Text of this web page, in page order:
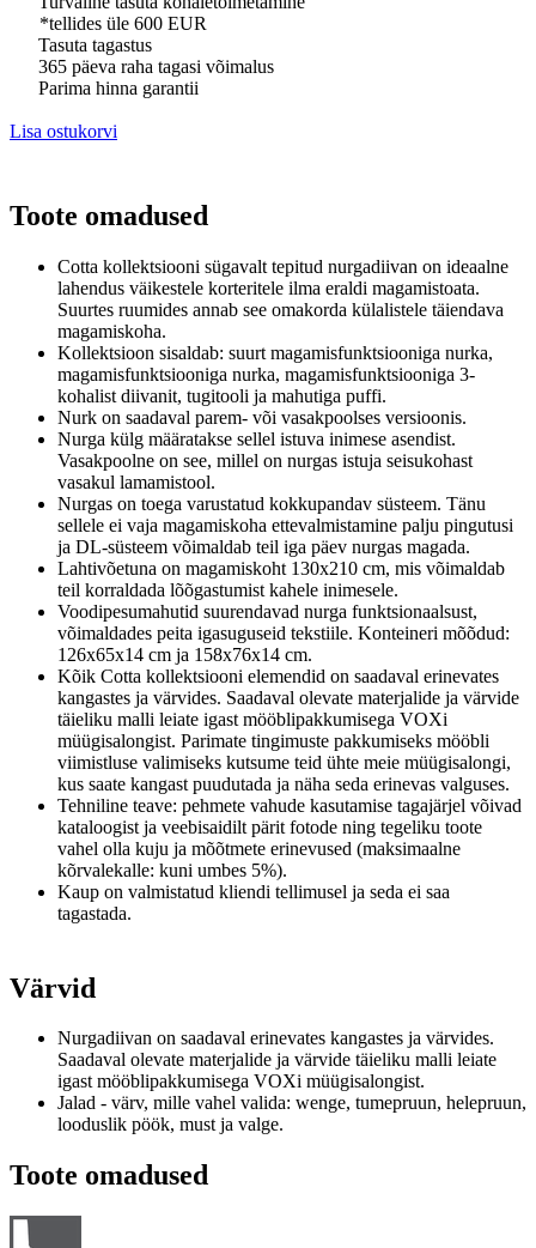
*tellides üle 600 EUR
Tasuta tagastus
365 päeva raha tagasi võimalus
Parima hinna garantii
Lisa ostukorvi
Toote omadused
Cotta kollektsiooni sügavalt tepitud nurgadiivan on ideaalne
lahendus väikestele korteritele ilma eraldi magamistoata.
Suurtes ruumides annab see omakorda külalistele täiendava
magamiskoha.
Kollektsioon sisaldab: suurt magamisfunktsiooniga nurka,
magamisfunktsiooniga nurka, magamisfunktsiooniga 3-
kohalist diivanit, tugitooli ja mahutiga puffi.
Nurk on saadaval parem- või vasakpoolses versioonis.
Nurga külg määratakse sellel istuva inimese asendist.
Vasakpoolne on see, millel on nurgas istuja seisukohast
vasakul lamamistool.
Nurgas on toega varustatud kokkupandav süsteem. Tänu
sellele ei vaja magamiskoha ettevalmistamine palju pingutusi
ja DL-süsteem võimaldab teil iga päev nurgas magada.
Lahtivõetuna on magamiskoht 130x210 cm, mis võimaldab
teil korraldada lõõgastumist kahele inimesele.
Voodipesumahutid suurendavad nurga funktsionaalsust,
võimaldades peita igasuguseid tekstiile. Konteineri mõõdud:
126x65x14 cm ja 158x76x14 cm.
Kõik Cotta kollektsiooni elemendid on saadaval erinevates
kangastes ja värvides. Saadaval olevate materjalide ja värvide
täieliku malli leiate igast mööblipakkumisega VOXi
müügisalongist. Parimate tingimuste pakkumiseks mööbli
viimistluse valimiseks kutsume teid ühte meie müügisalongi,
kus saate kangast puudutada ja näha seda erinevas valguses.
Tehniline teave: pehmete vahude kasutamise tagajärjel võivad
kataloogist ja veebisaidilt pärit fotode ning tegeliku toote
vahel olla kuju ja mõõtmete erinevused (maksimaalne
kõrvalekalle: kuni umbes 5%).
Kaup on valmistatud kliendi tellimusel ja seda ei saa
tagastada.
Värvid
Nurgadiivan on saadaval erinevates kangastes ja värvides.
Saadaval olevate materjalide ja värvide täieliku malli leiate
igast mööblipakkumisega VOXi müügisalongist.
Jalad - värv, mille vahel valida: wenge, tumepruun, helepruun,
looduslik pöök, must ja valge.
Toote omadused